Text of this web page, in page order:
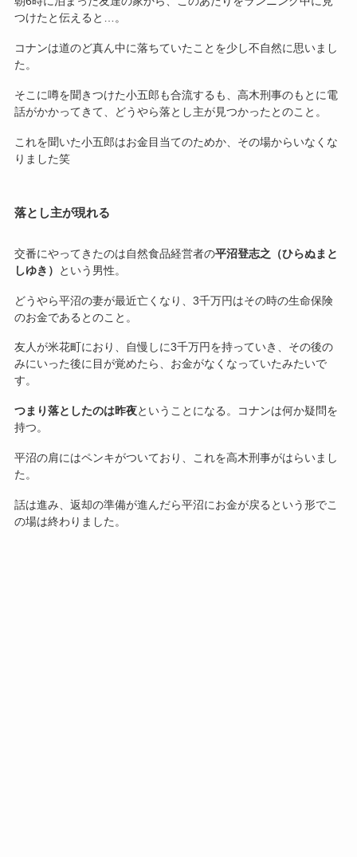
つけたと伝えると…。
コナンは道のど真ん中に落ちていたことを少し不自然に思いまし
た。
そこに噂を聞きつけた小五郎も合流するも、高木刑事のもとに電
話がかかってきて、どうやら落とし主が見つかったとのこと。
これを聞いた小五郎はお金目当てのためか、その場からいなくな
りました笑
落とし主が現れる
交番にやってきたのは自然食品経営者の平沼登志之（ひらぬまと
しゆき）
という男性。
どうやら平沼の妻が最近亡くなり、3千万円はその時の生命保険
のお金であるとのこと。
友人が米花町におり、自慢しに3千万円を持っていき、その後の
みにいった後に目が覚めたら、お金がなくなっていたみたいで
す。
つまり落としたのは昨夜ということになる。コナンは何か疑問を
持つ。
平沼の肩にはペンキがついており、これを高木刑事がはらいまし
た。
話は進み、返却の準備が進んだら平沼にお金が戻るという形でこ
の場は終わりました。